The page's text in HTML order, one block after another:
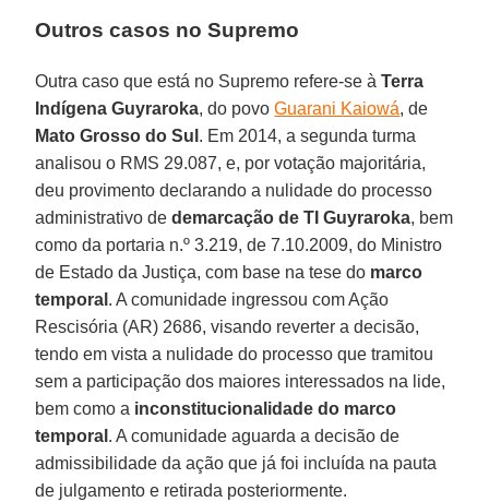
Outros casos no Supremo
Outra caso que está no Supremo refere-se àTerra
Indígena Guyraroka, do povoGuarani Kaiowá, de
Mato Grosso do Sul . Em 2014, a segunda turma
analisou o RMS 29.087, e, por votação majoritária,
deu provimento declarando a nulidade do processo
administrativo dedemarcação de TI Guyraroka, bem
como da portaria n.º 3.219, de 7.10.2009, do Ministro
de Estado da Justiça, com base na tese do marco
temporal . A comunidade ingressou com Ação
Rescisória (AR) 2686, visando reverter a decisão,
tendo em vista a nulidade do processo que tramitou
sem a participação dos maiores interessados na lide,
bem como a inconstitucionalidade do marco
temporal . A comunidade aguarda a decisão de
admissibilidade da ação que já foi incluída na pauta
de julgamento e retirada posteriormente.